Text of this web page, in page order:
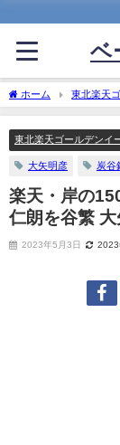
ベ
ホーム 東北楽天
トした炭谷銀仁朗を谷
東北楽天ゴールデンイ
大矢明彦 炭谷
楽天・岸の
仁朗を谷繁
2023年5月3日 2023